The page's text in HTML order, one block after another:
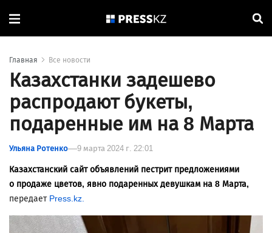
Главная Все новости
Казахстанки задешево
распродают букеты,
подаренные им на 8 Марта
Ульяна Ротенко 9 марта 2024 г. 22:01
Казахстанский сайт объявлений пестрит предложениями
о продаже цветов, явно подаренных девушкам на 8 Марта,
передает Press.kz.